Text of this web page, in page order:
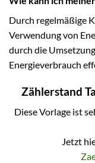
Durch regelmäßige
Verwendung von
durch die
Energieverbrauch
Zählerstand
Diese Vorlage ist
Jetzt